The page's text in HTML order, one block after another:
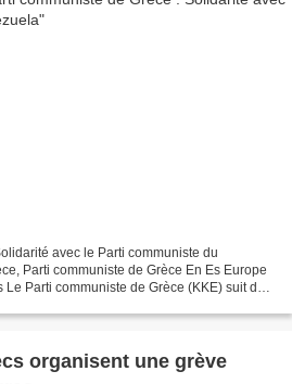
avec le Parti communiste du
Parti communiste de Grèce En Es Europe
Le Parti communiste de Grèce (KKE) suit de
organisent une grève